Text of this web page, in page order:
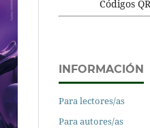
INFORMACIÓN
Para lectores/as
Para autores/as